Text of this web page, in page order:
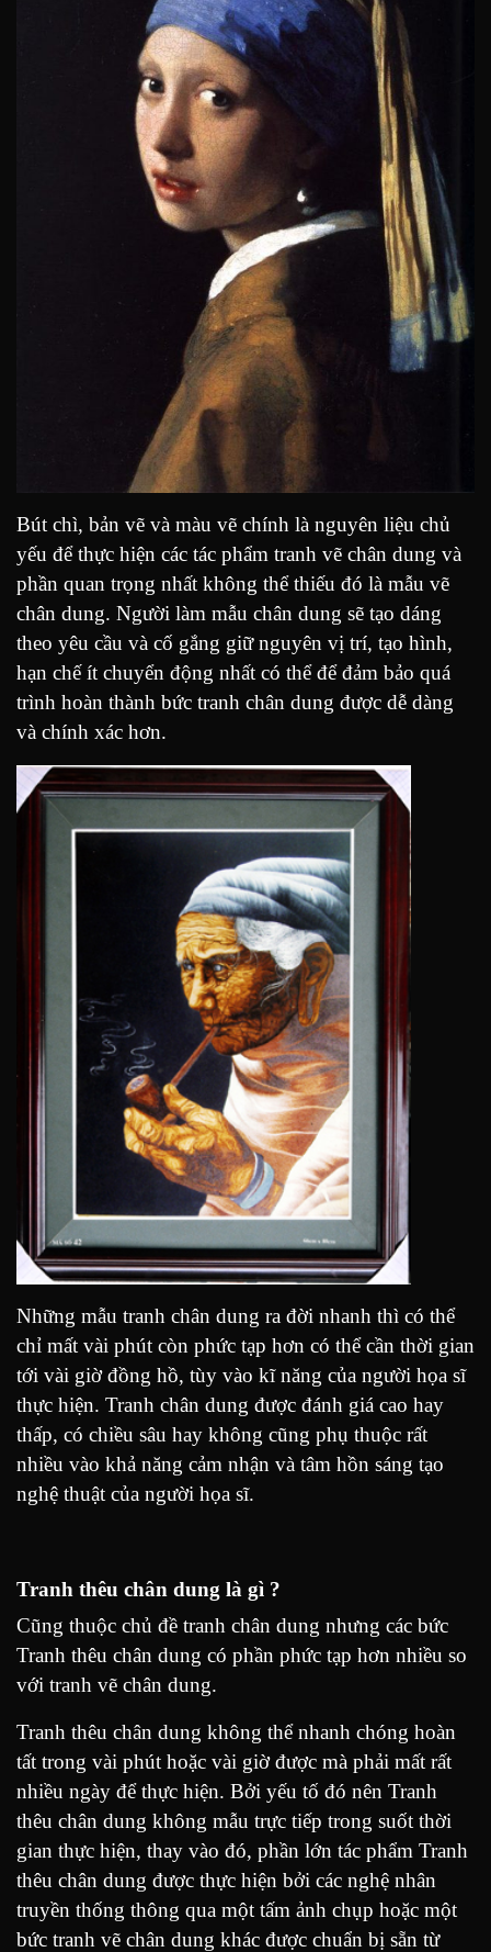
Bút chì, bản vẽ và màu vẽ chính là nguyên liệu chủ
yếu để thực hiện các tác phẩm tranh vẽ chân dung và
phần quan trọng nhất không thể thiếu đó là mẫu vẽ
chân dung. Người làm mẫu chân dung sẽ tạo dáng
theo yêu cầu và cố gắng giữ nguyên vị trí, tạo hình,
hạn chế ít chuyển động nhất có thể để đảm bảo quá
trình hoàn thành bức tranh chân dung được dễ dàng
và chính xác hơn.
Những mẫu tranh chân dung ra đời nhanh thì có thể
chỉ mất vài phút còn phức tạp hơn có thể cần thời gian
tới vài giờ đồng hồ, tùy vào kĩ năng của người họa sĩ
thực hiện. Tranh chân dung được đánh giá cao hay
thấp, có chiều sâu hay không cũng phụ thuộc rất
nhiều vào khả năng cảm nhận và tâm hồn sáng tạo
nghệ thuật của người họa sĩ.
Tranh thêu chân dung là gì ?
Cũng thuộc chủ đề tranh chân dung nhưng các bức
Tranh thêu chân dung có phần phức tạp hơn nhiều so
với tranh vẽ chân dung.
Tranh thêu chân dung không thể nhanh chóng hoàn
tất trong vài phút hoặc vài giờ được mà phải mất rất
nhiều ngày để thực hiện. Bởi yếu tố đó nên Tranh
thêu chân dung không mẫu trực tiếp trong suốt thời
gian thực hiện, thay vào đó, phần lớn tác phẩm Tranh
thêu chân dung được thực hiện bởi các nghệ nhân
truyền thống thông qua một tấm ảnh chụp hoặc một
bức tranh vẽ chân dung khác được chuẩn bị sẵn từ